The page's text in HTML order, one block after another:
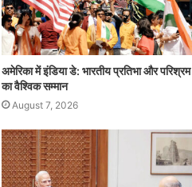
अमेरिका में इंडिया डे: भारतीय प्रतिभा और परिश्रम
का वैश्विक सम्मान
August 7, 2026